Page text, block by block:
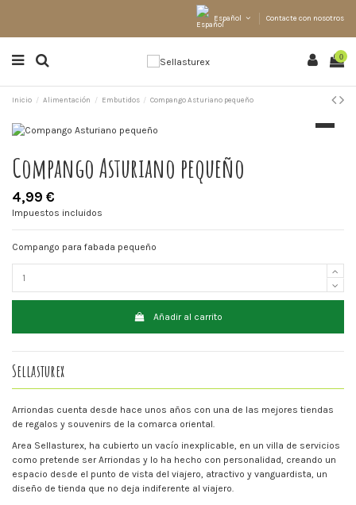
Español Contacte con nosotros
0
Inicio Alimentación Embutidos Compango Asturiano pequeño
Compango Asturiano pequeño
4,99 €
Impuestos incluidos
Compango para fabada pequeño
Añadir al carrito
Sellasturex
Arriondas cuenta desde hace unos años con una de las mejores tiendas
de regalos y souvenirs de la comarca oriental.
Area Sellasturex, ha cubierto un vacío inexplicable, en un villa de servicios
como pretende ser Arriondas y lo ha hecho con personalidad, creando un
espacio desde el punto de vista del viajero, atractivo y vanguardista, un
diseño de tienda que no deja indiferente al viajero.